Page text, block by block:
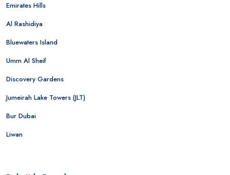
Emirates Hills
Al Rashidiya
Bluewaters Island
Umm Al Sheif
Discovery Gardens
Jumeirah Lake Towers (JLT)
Bur Dubai
Liwan